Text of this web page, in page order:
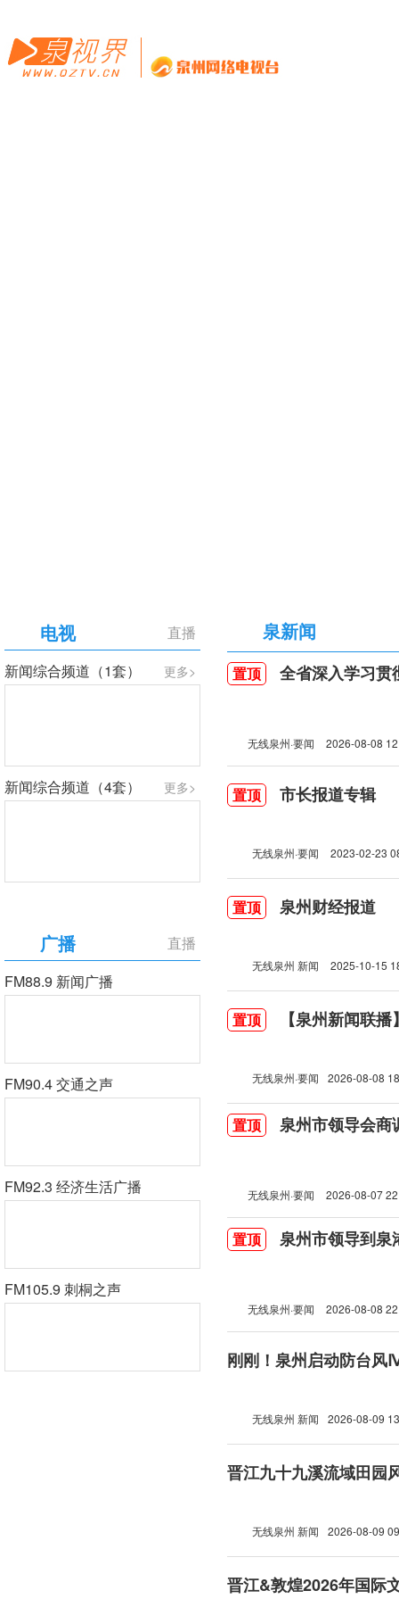
直播
电视
更多>
新闻综合频道（1套）
更多>
新闻综合频道（4套）
直播
广播
FM88.9 新闻广播
FM90.4 交通之声
FM92.3 经济生活广播
FM105.9 刺桐之声
泉新闻
置顶 全省深入学习贯彻习
无线泉州·要闻 2026-08-08
置顶 市长报道专辑
无线泉州·要闻 2023-02-23
置顶 泉州财经报道
无线泉州 新闻 2025-10-15
置顶 【泉州新闻联
无线泉州·要闻 2026-08-08
置顶 泉州市领导会商
无线泉州·要闻 2026-08-07
置顶 泉州市领导到泉
无线泉州·要闻 2026-08-08
刚刚！泉州启动防台风
无线泉州 新闻 2026-08-09
晋江九十九溪流域田园
无线泉州 新闻 2026-08-09
晋江&敦煌2026年国际